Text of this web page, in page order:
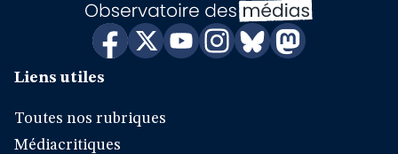
Liens utiles
Toutes nos rubriques
Médiacritiques